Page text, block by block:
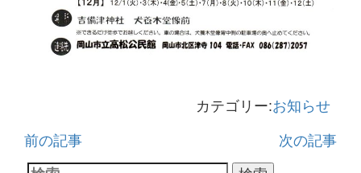
カテゴリー:お知らせ
前の記事 次の記事